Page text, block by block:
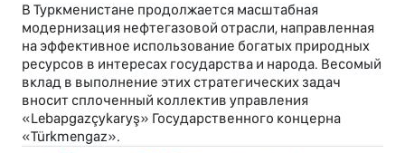
В Туркменистане продолжается масштабная
модернизация нефтегазовой отрасли, направленная
на эффективное использование богатых природных
ресурсов в интересах государства и народа. Весомый
вклад в выполнение этих стратегических задач
вносит сплоченный коллектив управления
«Lebapgazçykaryş» Государственного концерна
«Türkmengaz».